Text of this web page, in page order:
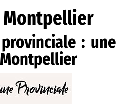
Montpellier
: une